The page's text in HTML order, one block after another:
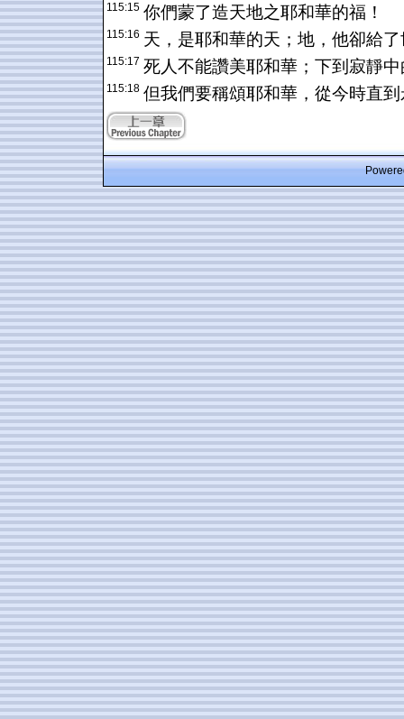
115:15 你們蒙了造天地之耶和華的福！
115:16 天，是耶和華的天；地，他卻給
115:17 死人不能讚美耶和華；下到寂靜
115:18 但我們要稱頌耶和華，從今時直